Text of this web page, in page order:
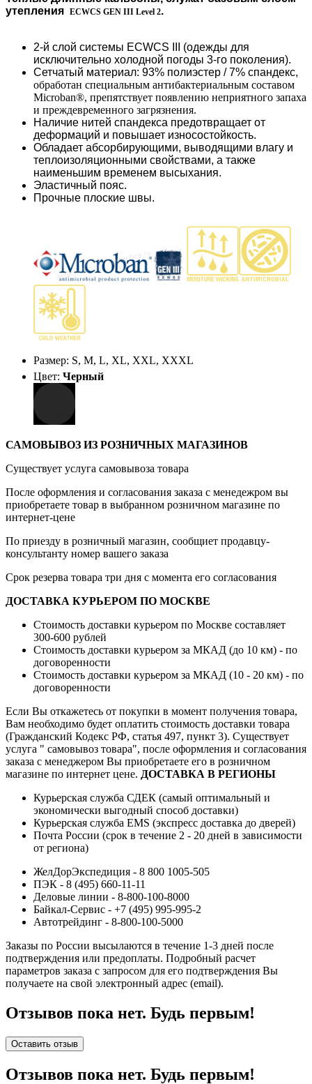
утепления ECWCS GEN III Level 2.
2-й слой системы ECWCS III (одежды для
исключительно холодной погоды 3-го поколения).
Сетчатый материал: 93% полиэстер / 7% спандекс,
обработан специальным антибактериальным составом
Microban®, препятствует появлению неприятного запаха
и преждевременного загрязнения.
Наличие нитей спандекса предотвращает от
деформаций и повышает износостойкость.
Обладает абсорбирующими, выводящими влагу и
теплоизоляционными свойствами, а также
наименьшим временем высыхания.
Эластичный пояс.
Прочные плоские швы.
Размер: S, M, L, XL, XXL, XXXL
Цвет: Черный
САМОВЫВОЗ ИЗ РОЗНИЧНЫХ МАГАЗИНОВ
Существует услуга самовывоза товара
После оформления и согласования заказа с менедежром вы
приобретаете товар в выбранном розничном магазине по
интернет-цене
По приезду в розничный магазин, сообщиет продавцу-
консультанту номер вашего заказа
Срок резерва товара три дня с момента его согласования
ДОСТАВКА КУРЬЕРОМ ПО МОСКВЕ
Стоимость доставки курьером по Москве составляет
300-600 рублей
Стоимость доставки курьером за МКАД (до 10 км) - по
договоренности
Стоимость доставки курьером за МКАД (10 - 20 км) - по
договоренности
Если Вы откажетесь от покупки в момент получения товара,
Вам необходимо будет оплатить стоимость доставки товара
(Гражданский Кодекс РФ, статья 497, пункт 3). Существует
услуга " самовывоз товара", после оформления и согласования
заказа с менеджером Вы приобретаете его в розничном
магазине по интернет цене. ДОСТАВКА В РЕГИОНЫ
Курьерская служба СДЕК (самый оптимальный и
экономически выгодный способ доставки)
Курьерская служба EMS (экспресс доставка до дверей)
Почта России (срок в течение 2 - 20 дней в зависимости
от региона)
ЖелДорЭкспедиция - 8 800 1005-505
ПЭК - 8 (495) 660-11-11
Деловые линии - 8-800-100-8000
Байкал-Сервис - +7 (495) 995-995-2
Автотрейдинг - 8-800-100-5000
Заказы по России высылаются в течение 1-3 дней после
подтверждения или предоплаты. Подробный расчет
параметров заказа с запросом для его подтверждения Вы
получаете на свой электронный адрес (email).
Отзывов пока нет. Будь первым!
Оставить отзыв
Отзывов пока нет. Будь первым!